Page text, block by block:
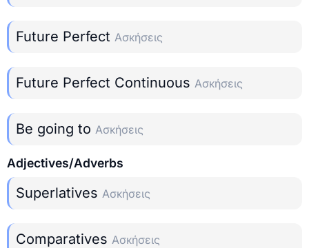
Future Perfect Ασκήσεις
Future Perfect Continuous Ασκήσεις
Be going to Ασκήσεις
Adjectives/Adverbs
Superlatives Ασκήσεις
Comparatives Ασκήσεις